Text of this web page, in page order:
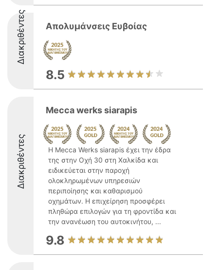
Διακριθέντες Απολυμάνσεις Ευβοίας
8.5
Διακριθέντες
Mecca werks siarapis
Η Mecca Werks siarapis έχει την έδρα
της στην Οχή 30 στη Χαλκίδα και
ειδικεύεται στην παροχή
ολοκληρωμένων υπηρεσιών
περιποίησης και καθαρισμού
οχημάτων. Η επιχείρηση προσφέρει
πληθώρα επιλογών για τη φροντίδα και
την ανανέωση του αυτοκινήτου, ...
9.8